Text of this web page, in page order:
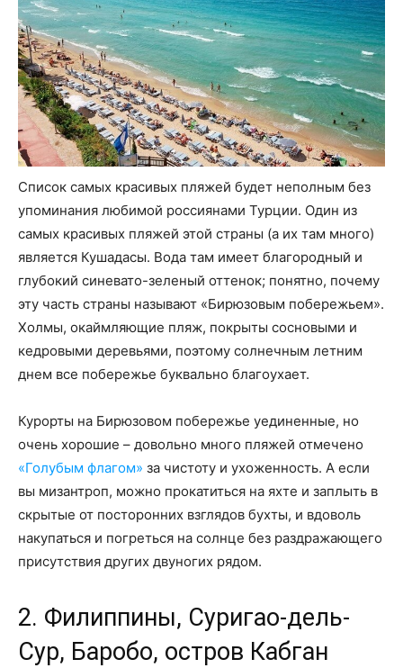
Список самых красивых пляжей будет неполным без
упоминания любимой россиянами Турции. Один из
самых красивых пляжей этой страны (а их там много)
является Кушадасы. Вода там имеет благородный и
глубокий синевато-зеленый оттенок; понятно, почему
эту часть страны называют «Бирюзовым побережьем».
Холмы, окаймляющие пляж, покрыты сосновыми и
кедровыми деревьями, поэтому солнечным летним
днем все побережье буквально благоухает.
Курорты на Бирюзовом побережье уединенные, но
очень хорошие – довольно много пляжей отмечено
«Голубым флагом» за чистоту и ухоженность. А если
вы мизантроп, можно прокатиться на яхте и заплыть в
скрытые от посторонних взглядов бухты, и вдоволь
накупаться и погреться на солнце без раздражающего
присутствия других двуногих рядом.
2. Филиппины, Суригао-дель-
Сур, Баробо, остров Кабган